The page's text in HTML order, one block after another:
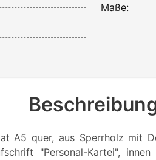
Maße:
A5 quer, aus Sperrholz mit
"Personal-Kartei",